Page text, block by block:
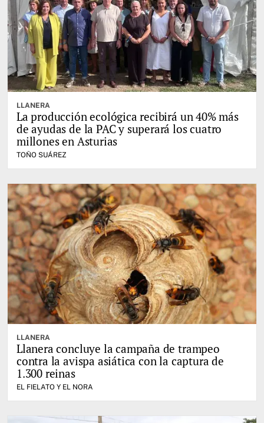
LLANERA
La producción ecológica recibirá un 40% más
de ayudas de la PAC y superará los cuatro
millones en Asturias
TOÑO SUÁREZ
LLANERA
Llanera concluye la campaña de trampeo
contra la avispa asiática con la captura de
1.300 reinas
EL FIELATO Y EL NORA